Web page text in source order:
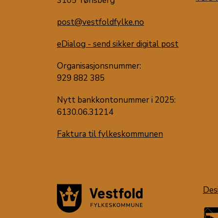
post@vestfoldfylke.no
eDialog - send sikker digital post
Organisasjonsnummer:
929 882 385
Nytt bankkontonummer i 2025:
6130.06.31214
Faktura til fylkeskommunen